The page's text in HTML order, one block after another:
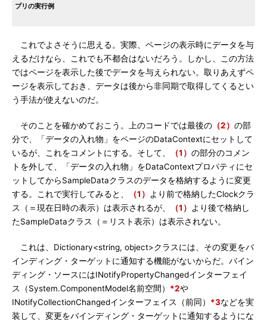
プリの実行例
これでよさそうに思える。実際、ページの表示時にデータを与
えるだけなら、これでも不都合はないだろう。しかし、この方法
ではページを表示した後でデータを与えられない。取りあえずペ
ージを表示しておき、データは後から非同期で取得してくるとい
う手法が使えないのだ。
そのことを確かめておこう。上のコードでは最後の （2） の部
分で、「データの入れ物」をページのDataContextにセットして
いるが、これをコメントにする。そして、
（1） の部分のコメン
トを外して、「データの入れ物」をDataContextプロパティにセ
ットしてからSampleDataクラスのデータを格納するように変更
する。これで実行してみると、
（1）
より前で格納したClockクラ
ス（＝現在日時の表示）は表示されるが、
（1）
より後で格納し
たSampleDataクラス（＝リスト表示）は表示されない。
これは、Dictionary<string, object>クラスには、その変更をバ
インディング・ターゲットに通知する機能がないからだ。バイン
ディング・ソースにはINotifyPropertyChangedインターフェイ
ス（System.ComponentModel名前空間） *2や
INotifyCollectionChangedインターフェイス（前同） *3などを実
装して、変更をバインディング・ターゲットに通知するようにな